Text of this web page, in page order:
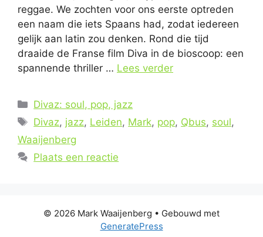
reggae. We zochten voor ons eerste optreden
een naam die iets Spaans had, zodat iedereen
gelijk aan latin zou denken. Rond die tijd
draaide de Franse film Diva in de bioscoop: een
spannende thriller … Lees verder
Categorieën
Divaz: soul, pop, jazz
Tags
Divaz, jazz, Leiden, Mark, pop, Qbus, soul,
Waaijenberg
Plaats een reactie
© 2026 Mark Waaijenberg • Gebouwd met
GeneratePress